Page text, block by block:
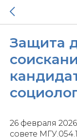
Защита
26 февраля
совете